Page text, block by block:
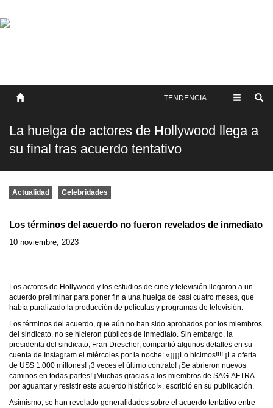
SOBRE NOSOTROS
TENDENCIA
La huelga de actores de Hollywood llega a
su final tras acuerdo tentativo
Actualidad Celebridades
Los términos del acuerdo no fueron revelados de inmediato
10 noviembre, 2023
Los actores de Hollywood y los estudios de cine y televisión llegaron a un
acuerdo preliminar para poner fin a una huelga de casi cuatro meses, que
había paralizado la producción de películas y programas de televisión.
Los términos del acuerdo, que aún no han sido aprobados por los miembros
del sindicato, no se hicieron públicos de inmediato. Sin embargo, la
presidenta del sindicato, Fran Drescher, compartió algunos detalles en su
cuenta de Instagram el miércoles por la noche: «¡¡¡¡Lo hicimos!!!! ¡La oferta
de US$ 1.000 millones! ¡3 veces el último contrato! ¡Se abrieron nuevos
caminos en todas partes! ¡Muchas gracias a los miembros de SAG-AFTRA
por aguantar y resistir este acuerdo histórico!», escribió en su publicación.
Asimismo, se han revelado generalidades sobre el acuerdo tentativo entre